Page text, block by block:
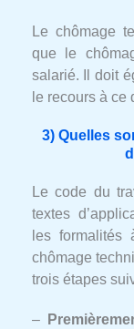
Le chômage
que le
salarié. Il doit
le recours à ce
3) Quelles
Le code du
textes
les
chômage
trois étapes
–